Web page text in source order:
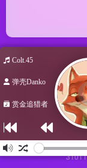
Copyright © 2026
Colt.45
弹壳Danko
赏金追猎者